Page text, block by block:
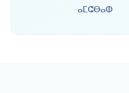
ⴰⵎⵛⴱⴰⵀ